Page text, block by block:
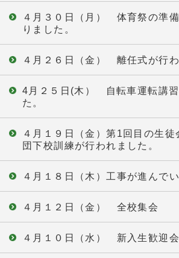
４月３０日（月） 体育祭の準備
りました。
４月２６日（金） 離任式が行わ
4月２５日(木） 自転車運転講習
た。
４月１９日（金）第1回目の生徒
団下校訓練が行われました。
４月１８日（木）工事が進んでい
４月１２日（金） 全校集会
４月１０日（水） 新入生歓迎会